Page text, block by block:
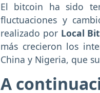
El bitcoin ha sido
fluctuaciones y
realizado por Local
más crecieron los
China y Nigeria, que
A